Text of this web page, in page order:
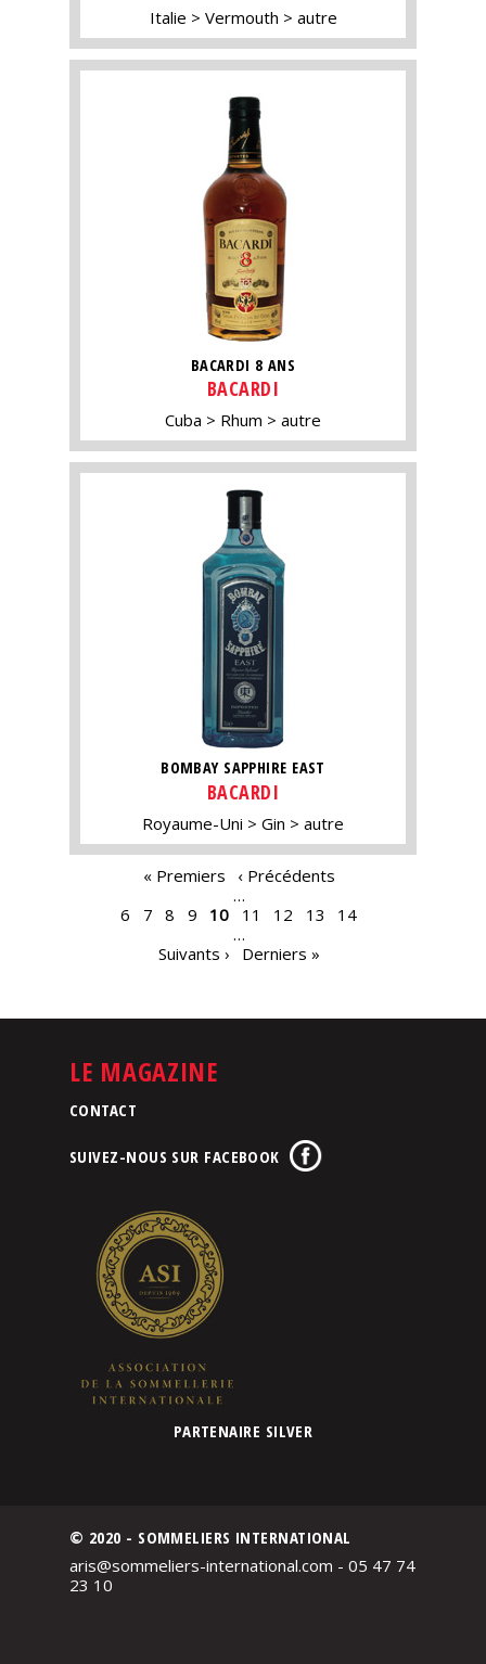
Italie Vermouth autre
BACARDI 8 ANS
BACARDI
Cuba Rhum autre
BOMBAY SAPPHIRE EAST
BACARDI
Royaume-Uni Gin autre
« Premiers
‹ Précédents
…
6
7 8 9 10 11 12 13
14
…
Suivants ›
Derniers »
LE MAGAZINE
CONTACT
SUIVEZ-NOUS SUR FACEBOOK
PARTENAIRE SILVER
© 2020 - SOMMELIERS INTERNATIONAL
aris@sommeliers-international.com - 05 47 74
23 10